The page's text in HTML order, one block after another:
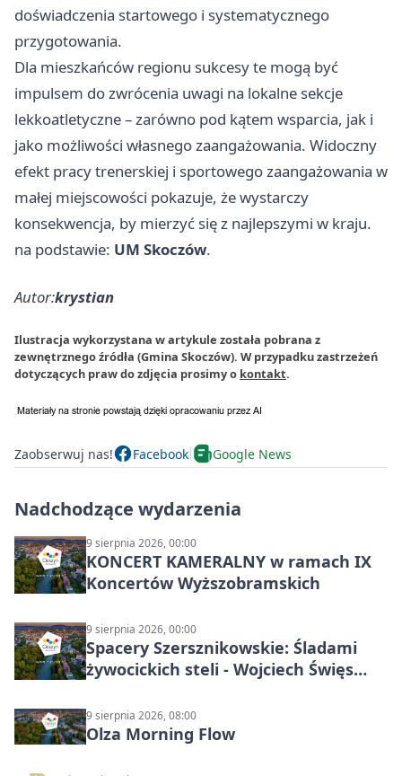
doświadczenia startowego i systematycznego
przygotowania.
Dla mieszkańców regionu sukcesy te mogą być
impulsem do zwrócenia uwagi na lokalne sekcje
lekkoatletyczne – zarówno pod kątem wsparcia, jak i
jako możliwości własnego zaangażowania. Widoczny
efekt pracy trenerskiej i sportowego zaangażowania w
małej miejscowości pokazuje, że wystarczy
konsekwencja, by mierzyć się z najlepszymi w kraju.
na podstawie: UM Skoczów.
Autor:krystian
Ilustracja wykorzystana w artykule została pobrana z
zewnętrznego źródła (Gmina Skoczów). W przypadku zastrzeżeń
dotyczących praw do zdjęcia prosimy o kontakt.
Zaobserwuj nas! Facebook Google News
Nadchodzące wydarzenia
9 sierpnia 2026, 00:00
KONCERT KAMERALNY w ramach IX
Koncertów Wyższobramskich
9 sierpnia 2026, 00:00
Spacery Szersznikowskie: Śladami
żywocickich steli - Wojciech Święs
9 sierpnia 2026, 08:00
Olza Morning Flow